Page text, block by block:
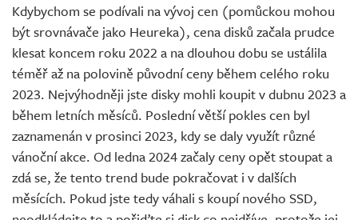
Kdybychom se podívali na vývoj cen (pomůckou mohou
být srovnávače jako Heureka), cena disků začala prudce
klesat koncem roku 2022 a na dlouhou dobu se ustálila
téměř až na polovině původní ceny během celého roku
2023. Nejvýhodněji jste disky mohli koupit v dubnu 2023 a
během letních měsíců. Poslední větší pokles cen byl
zaznamenán v prosinci 2023, kdy se daly využít různé
vánoční akce. Od ledna 2024 začaly ceny opět stoupat a
zdá se, že tento trend bude pokračovat i v dalších
měsících. Pokud jste tedy váhali s koupí nového SSD,